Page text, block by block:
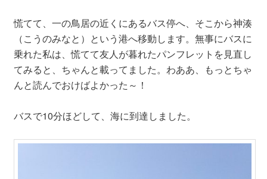
慌てて、一の鳥居の近くにあるバス停へ、そこから神湊
（こうのみなと）という港へ移動します。無事にバスに
乗れた私は、慌てて友人が暮れたパンフレットを見直し
てみると、ちゃんと載ってました。わああ、もっとちゃ
んと読んでおけばよかった～！
バスで10分ほどして、海に到達しました。